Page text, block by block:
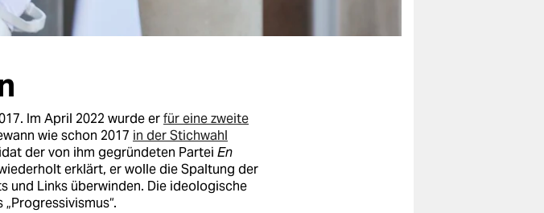
Im April 2022 wurde erfür eine zweite
wie schon 2017 in der Stichwahl
der von ihm gegründeten Partei En
erklärt, er wolle die Spaltung der
und Links überwinden. Die ideologische